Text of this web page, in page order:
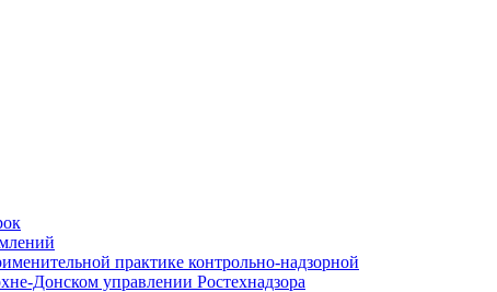
практике контрольно-надзорной
Донском управлении Ростехнадзора